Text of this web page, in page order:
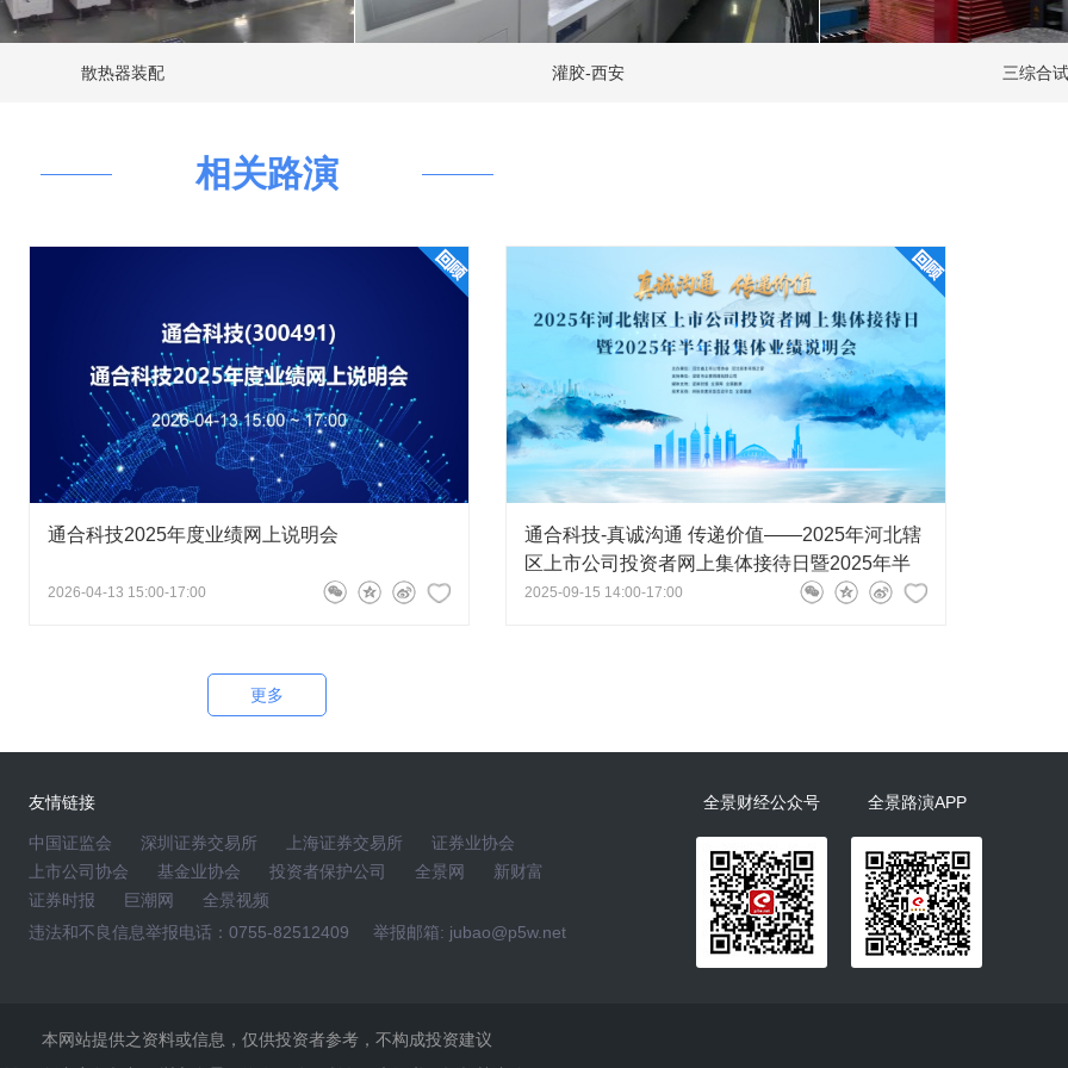
三综合试验箱
相关路演
通合科技2025年度业绩网上说明会
2026-04-13 15:00-17:00
通合科技-真诚沟通 传递价值——2025年河北辖
区上市公司投资者网上集体接待日暨2025年半
年报集体业绩说明会
2025-09-15 14:00-17:00
更多
友情链接
中国证监会 深圳证券交易所 上海证券交易所
证券业协会
上市公司协会
基金业协会 投资者保护公司 全景网
新财富
证券时报
巨潮网 全景视频
全景路演APP
全景财经公众号
违法和不良信息举报电话：0755-82512409 举报邮箱: jubao@p5w.net
本网站提供之资料或信息，仅供投资者参考，不构成投资建议